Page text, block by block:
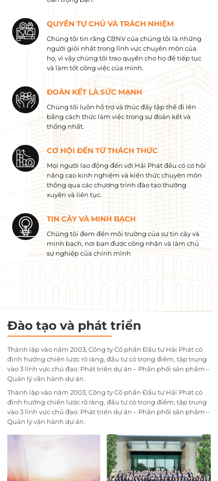
QUYỀN TỰ CHỦ VÀ TRÁCH NHIỆM
Chúng tôi tin rằng CBNV của chúng tôi là những
người giỏi nhất trong lĩnh vực chuyên môn của
họ, vì vậy chúng tôi trao quyền cho họ để tiếp tục
và làm tốt công việc của mình.
ĐOÀN KẾT LÀ SỨC MẠNH
Chúng tôi luôn hỗ trợ và thúc đẩy tập thể đi lên
bằng cách thức làm việc trong sự đoàn kết và
thống nhất.
CƠ HỘI ĐẾN TỪ THÁCH THỨC
Mọi người lao động đến với Hải Phát đều có cơ hội
nâng cao kinh nghiệm và kiến ​​thức chuyên môn
thông qua các chương trình đào tạo thường
xuyên và liên tục.
TIN CẬY VÀ MINH BẠCH
Chúng tôi đem đến môi trường của sự tin cậy và
minh bạch, nơi bạn được công nhận và làm chủ
sự nghiệp của chính mình
Đào tạo và phát triển
Thành lập vào năm 2003, Công ty Cổ phần Đầu tư Hải Phát có
định hướng chiến lược rõ ràng, đầu tư có trọng điểm, tập trung
vào 3 lĩnh vực chủ đạo: Phát triển dự án – Phân phối sản phẩm –
Quản lý vận hành dự án.
Thành lập vào năm 2003, Công ty Cổ phần Đầu tư Hải Phát có
định hướng chiến lược rõ ràng, đầu tư có trọng điểm, tập trung
vào 3 lĩnh vực chủ đạo: Phát triển dự án – Phân phối sản phẩm –
Quản lý vận hành dự án.